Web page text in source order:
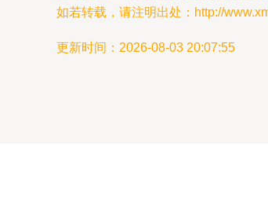
如若转载，请注明出处：http://
更新时间：2026-08-03 20:07:55